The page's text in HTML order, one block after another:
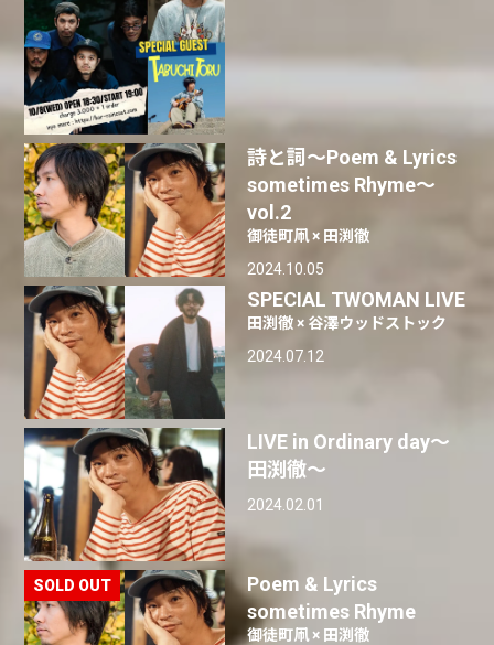
詩と詞〜Poem & Lyrics
sometimes Rhyme〜
vol.2
御徒町凧 × 田渕徹
2024.10.05
SPECIAL TWOMAN LIVE
田渕徹 × 谷澤ウッドストック
2024.07.12
LIVE in Ordinary day〜
田渕徹〜
2024.02.01
Poem & Lyrics
sometimes Rhyme
御徒町凧 × 田渕徹